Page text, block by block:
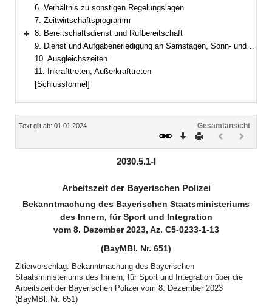
6. Verhältnis zu sonstigen Regelungslagen
7. Zeitwirtschaftsprogramm
Bereich erweitern
8. Bereitschaftsdienst und Rufbereitschaft
9. Dienst und Aufgabenerledigung an Samstagen, Sonn- und Feiertagen
10. Ausgleichszeiten
11. Inkrafttreten, Außerkrafttreten
[Schlussformel]
Inhalt
Text gilt ab: 01.01.2024
Gesamtansicht
Download
DruckenVorheriges
2030.5.1-I
Arbeitszeit der Bayerischen Polizei
Bekanntmachung des Bayerischen Staatsministeriums
des Innern, für Sport und Integration
vom 8. Dezember 2023, Az. C5-0233-1-13
(BayMBl. Nr. 651)
Zitiervorschlag: Bekanntmachung des Bayerischen
Staatsministeriums des Innern, für Sport und Integration über die
Arbeitszeit der Bayerischen Polizei vom 8. Dezember 2023
(BayMBl. Nr. 651)